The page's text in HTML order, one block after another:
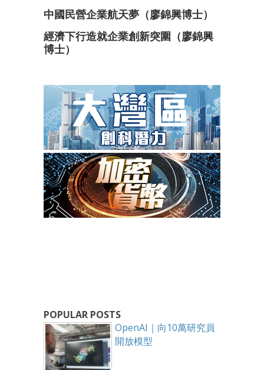
中國民營企業航天夢（廖錦興博士）
經濟下行造就企業創新突圍（廖錦興
博士）
POPULAR POSTS
OpenAI｜向10萬研究員
開放模型